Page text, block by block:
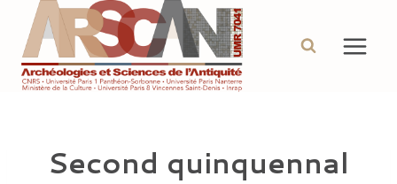
contenu
Second quinquennal